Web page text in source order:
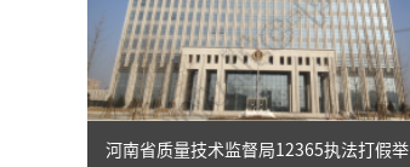
河南省质量技术监督局12365执法打假举